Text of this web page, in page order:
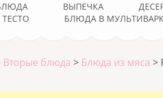
ВЫПЕЧКА
ТЕСТО
БЛЮДА В
Вторые блюда > Блюда из мяса >